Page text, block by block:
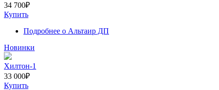
34 700₽
Купить
Подробнее о Альтаир ДП
Новинки
Хилтон-1
33 000₽
Купить